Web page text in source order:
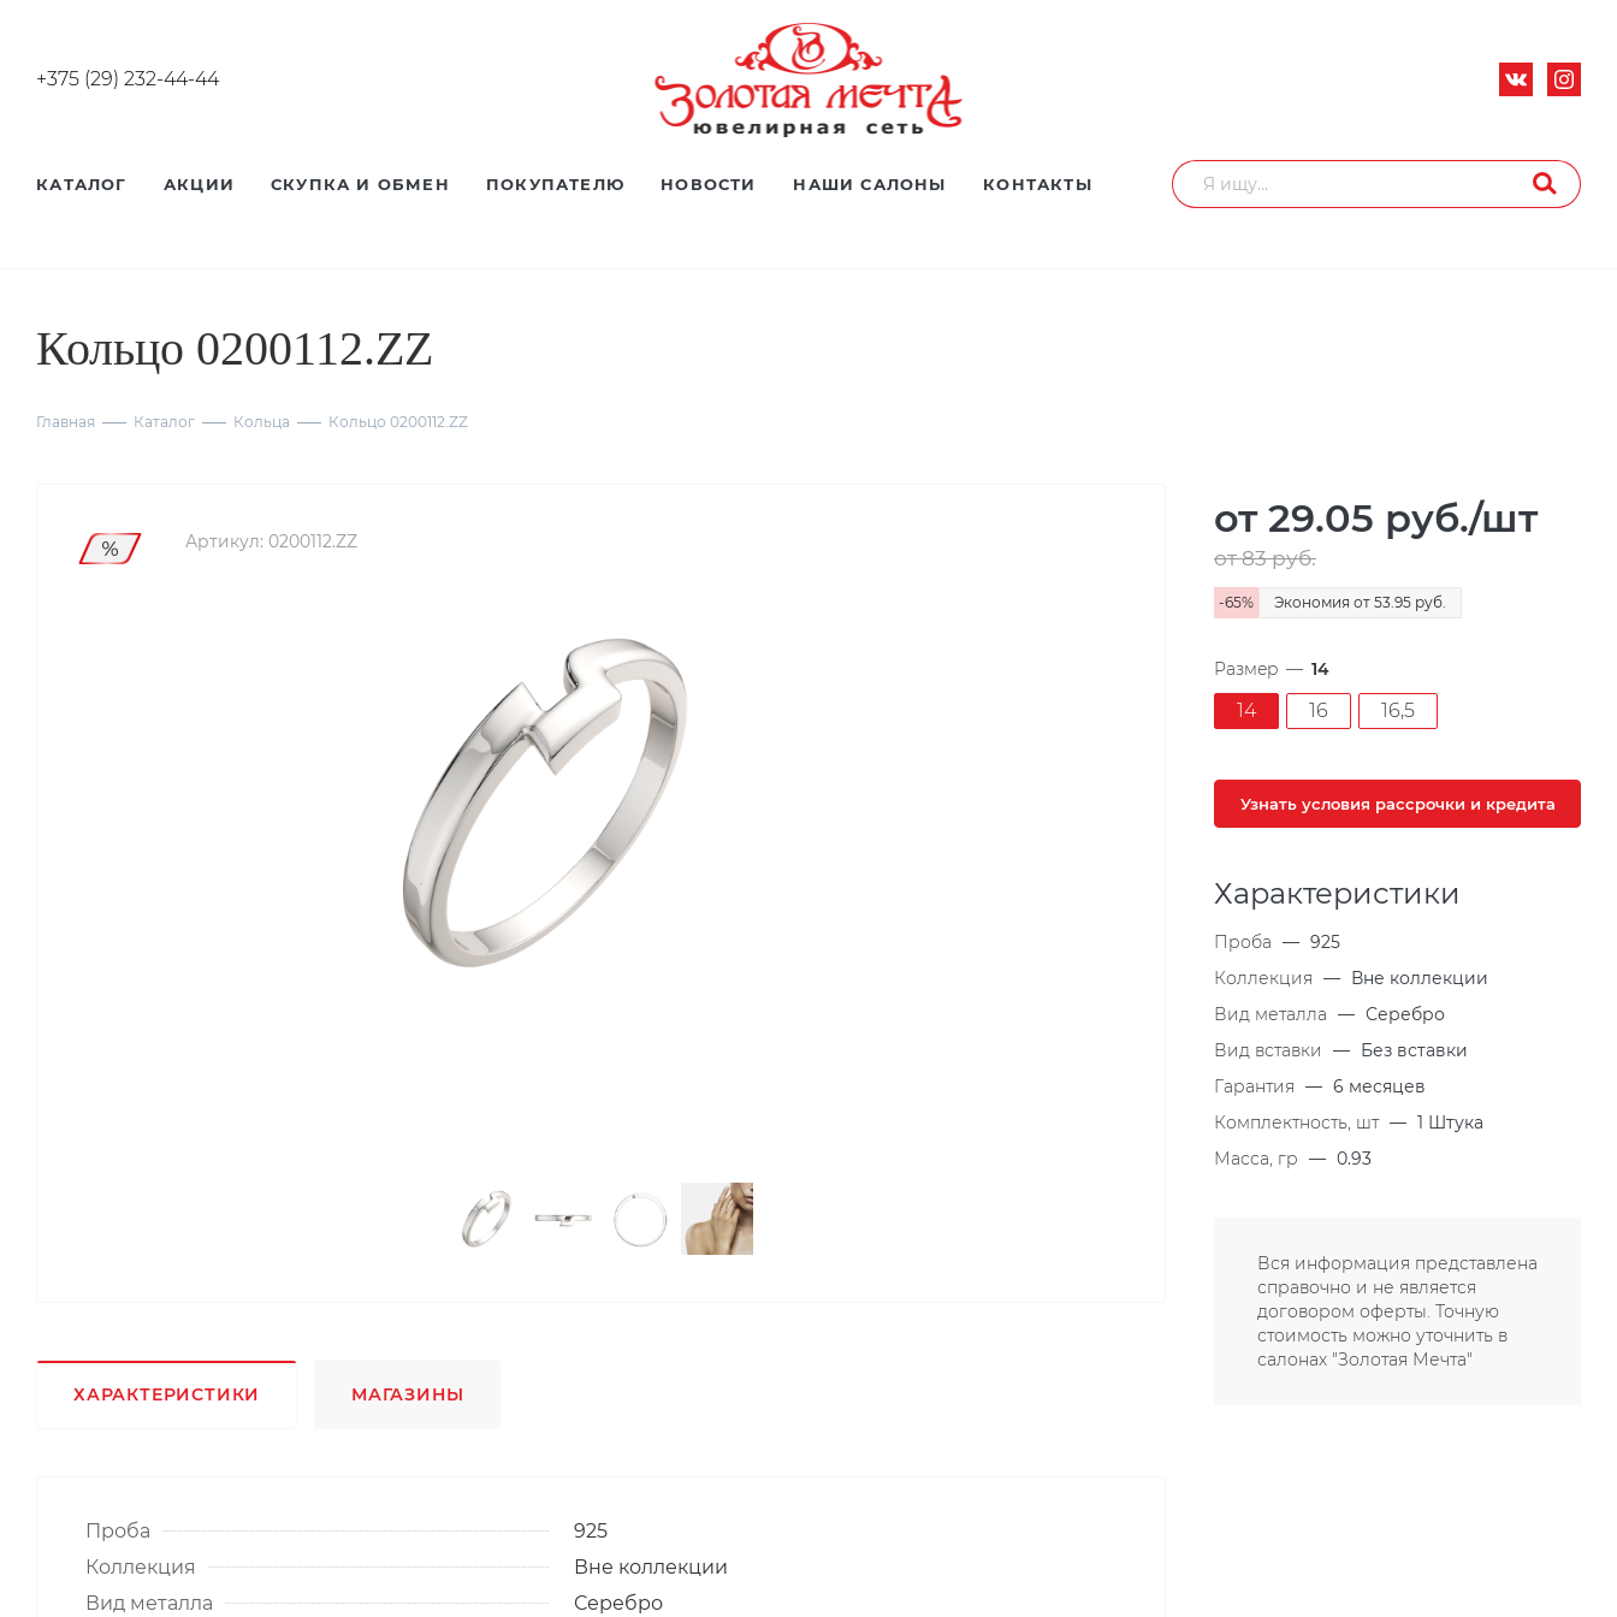
+375 (29) 232-44-44
КАТАЛОГ АКЦИИ СКУПКА И ОБМЕН ПОКУПАТЕЛЮ НОВОСТИ НАШИ САЛОНЫ КОНТАКТЫ
Кольцо 0200112.ZZ
Главная Каталог Кольца Кольцо 0200112.ZZ
Артикул: 0200112.ZZ
ХАРАКТЕРИСТИКИ МАГАЗИНЫ
Проба
925
Коллекция
Вне коллекции
Вид металла
Серебро
от 29.05 руб./шт
от 83руб.
-65% Экономия от 53.95 руб.
Размер — 14
14 16 16,5
Узнать условия рассрочки и кредита
Характеристики
Проба — 925
Коллекция — Вне коллекции
Вид металла — Серебро
Вид вставки
— Без вставки
Гарантия — 6 месяцев
Комплектность, шт — 1 Штука
Масса, гр — 0.93
Вся информация представлена
справочно и не является
договором оферты. Точную
стоимость можно уточнить в
салонах "Золотая Мечта"